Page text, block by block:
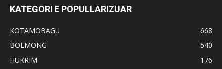
KATEGORI E POPULLARIZUAR
KOTAMOBAGU
668
BOLMONG
540
HUKRIM
176